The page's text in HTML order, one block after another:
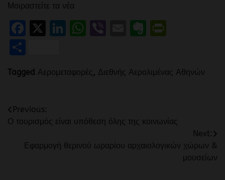
Μοιραστείτε τα νέα
Facebook
X LinkedIn
WhatsApp
ViberEmailEvernote
Tagged Αερομεταφορές , Διεθνής Αερολιμένας Αθηνών
Πλοήγηση
άρθρων
Previous:
Ο τουρισμός είναι υπόθεση όλης της κοινωνίας
Next:
Εφαρμογή θερινού ωραρίου αρχαιολογικών χώρων &
μουσείων